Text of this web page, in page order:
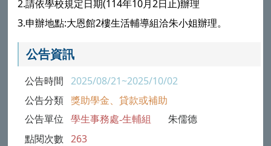
2.請依學校規定日期(114年10月2日止)辦理
3.申辦地點:大恩館2樓生活輔導組洽朱小姐辦理。
公告資訊
公告時間 2025/08/21~2025/10/02
公告分類 獎助學金、貸款或補助
公告單位 學生事務處-生輔組 朱儒德
點閱次數 263